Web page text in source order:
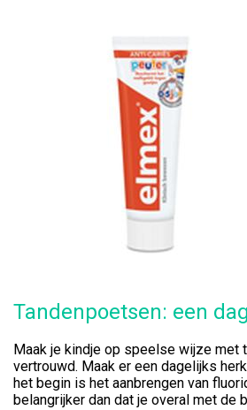
Tandenpoetsen: een
Maak je kindje op speelse wijze met
vertrouwd. Maak er een dagelijks
het begin is het aanbrengen van
belangrijker dan dat je overal met de